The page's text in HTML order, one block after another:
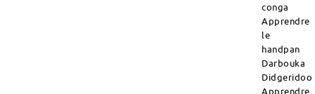
conga
Apprendre
le
handpan
Darbouka
Didgeridoo
Apprendre